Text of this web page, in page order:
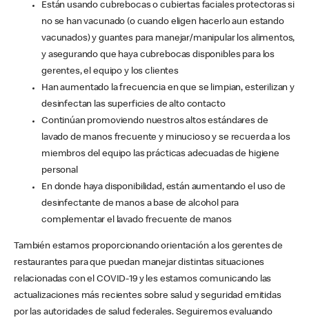
Están usando cubrebocas o cubiertas faciales protectoras si
no se han vacunado (o cuando eligen hacerlo aun estando
vacunados) y guantes para manejar/manipular los alimentos,
y asegurando que haya cubrebocas disponibles para los
gerentes, el equipo y los clientes
Han aumentado la frecuencia en que se limpian, esterilizan y
desinfectan las superficies de alto contacto
Continúan promoviendo nuestros altos estándares de
lavado de manos frecuente y minucioso y se recuerda a los
miembros del equipo las prácticas adecuadas de higiene
personal
En donde haya disponibilidad, están aumentando el uso de
desinfectante de manos a base de alcohol para
complementar el lavado frecuente de manos
También estamos proporcionando orientación a los gerentes de
restaurantes para que puedan manejar distintas situaciones
relacionadas con el COVID-19 y les estamos comunicando las
actualizaciones más recientes sobre salud y seguridad emitidas
por las autoridades de salud federales. Seguiremos evaluando